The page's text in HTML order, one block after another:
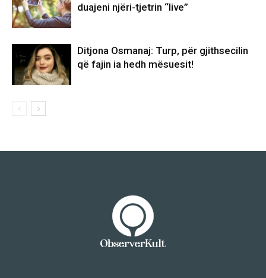
duajeni njëri-tjetrin “live”
Ditjona Osmanaj: Turp, për gjithsecilin
që fajin ia hedh mësuesit!